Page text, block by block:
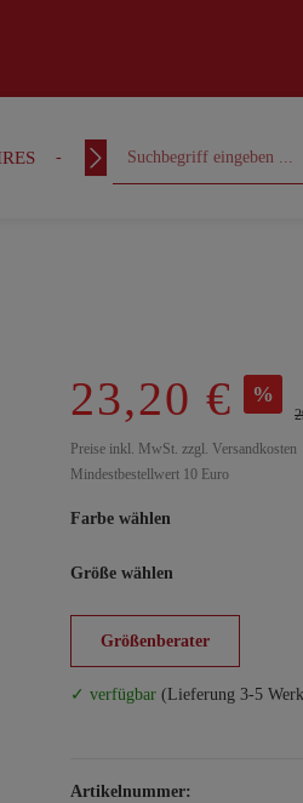
OUTFITS CURVY
23,20 € %
Preise inkl. MwSt. zzgl. Versandkosten
Mindestbestellwert 10 Euro
Farbe wählen
Größe wählen
Größenberater
✓ verfügbar (Lieferung 3-5
Artikelnummer: